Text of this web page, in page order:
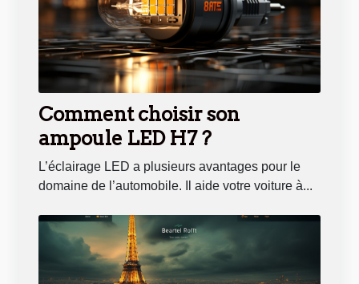
Comment choisir son
ampoule LED H7 ?
L’éclairage LED a plusieurs avantages pour le
domaine de l’automobile. Il aide votre voiture à...